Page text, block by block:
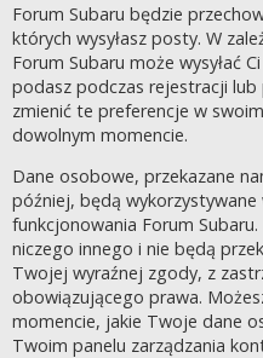
Forum Subaru będzie
których wysyłasz posty. W
Forum Subaru może wysyłać
podasz podczas rejestracji lub
zmienić te preferencje w
dowolnym momencie.
Dane osobowe, przekazane
później, będą wykorzystywane
funkcjonowania Forum
niczego innego i nie będą
Twojej wyraźnej zgody, z
obowiązującego prawa.
momencie, jakie Twoje dane
Twoim panelu zarządzania